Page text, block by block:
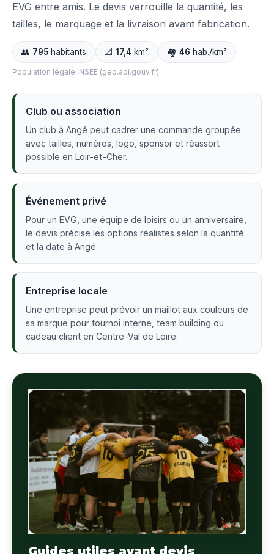
EVG entre amis. Le devis verrouille la quantité, les
tailles, le marquage et la livraison avant fabrication.
👥 795 habitants 📐 17,4 km² 🏘️ 46 hab./km²
Population légale INSEE (geo.api.gouv.fr).
Club ou association
Un club à Angé peut cadrer une commande groupée
avec tailles, numéros, logo, sponsor et réassort
possible en Loir-et-Cher.
Événement privé
Pour un EVG, une équipe de loisirs ou un anniversaire,
le devis précise les options réalistes selon la quantité
et la date à Angé.
Entreprise locale
Une entreprise peut prévoir un maillot aux couleurs de
sa marque pour tournoi interne, team building ou
cadeau client en Centre-Val de Loire.
Guides utiles avant devis